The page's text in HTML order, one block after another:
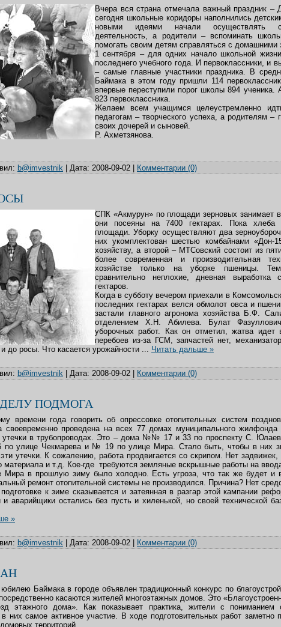
Вчера вся страна отмечала важный праздник –
сегодня школьные коридоры наполнились
новыми идеями начали осуществлять
деятельность, а родители – вспоминать
помогать своим детям справляться с домашними
1 сентября – для одних начало школьной
последнего учебного года. И первоклассники, и
– самые главные участники праздника. В
Баймака в этом году пришли 114
впервые переступили порог школы 894
823 первоклассника.
Желаем всем учащимся целеустремленно
педагогам – творческого успеха, а родителям –
своих дочерей и сыновей.
Р. Ахметзянова.
b@imvestnik Дата: 2008-09-02 Комментарии (0)
СПК «Акмурун» по площади зерновых занимает
они посеяны на 7400 гектарах. Пока хлеба
площади. Уборку осуществляют два
них укомплектован шестью комбайнами «Дон-
хозяйству, а второй – МТСовский состоит из
более современная и производительная
хозяйстве только на уборке пшеницы.
сравнительно неплохие, дневная
гектаров.
Когда в субботу вечером приехали в
последних гектарах велся обмолот овса и
застали главного агронома хозяйства Б.Ф.
отделением Х.Н. Абилева. Булат
уборочных работ. Как он отметил, жатва
перебоев из-за ГСМ, запчастей нет,
до росы. Что касается урожайности ... Читать дальше »
b@imvestnik Дата: 2008-09-02 Комментарии (0)
ПОДМОГА
времени года говорить об опрессовке отопительных систем
своевременно проведена на всех 77 домах муниципального
в трубопроводах. Это – дома №№ 17 и 33 по проспекту С.
улице Чекмарева и № 19 по улице Мира. Стало быть, чтобы в них
утечки. К сожалению, работа продвигается со скрипом. Нет
материала и т.д. Кое-где требуются земляные вскрышные работы на
в прошлую зиму было холодно. Есть угроза, что так же будет и
ремонт отопительной системы не производился. Причина? Нет
к зиме сказывается и затеянная в разгар этой кампании
и аварийщики остались без пусть и хиленькой, но своей технической
»
b@imvestnik Дата: 2008-09-02 Комментарии (0)
Баймака в городе объявлен традиционный конкурс по
касаются жителей многоэтажных домов. Это
этажного дома». Как показывает практика, жители с пониманием
них самое активное участие. В ходе подготовительных работ заметно
территорий.